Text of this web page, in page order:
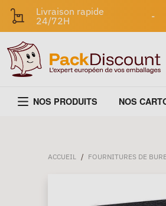
Livraison rapide
24/72H
-
NOS PRODUITS NOS
ACCUEIL / FOURNITURES DE